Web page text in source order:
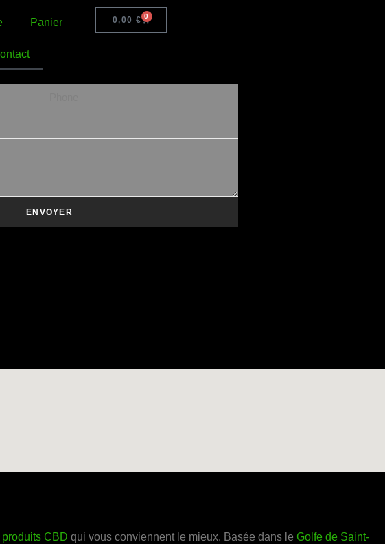
Panier 0,00 € 0
ENVOYER
produits CBD qui vous conviennent le mieux. Basée dans le Golfe de Saint-